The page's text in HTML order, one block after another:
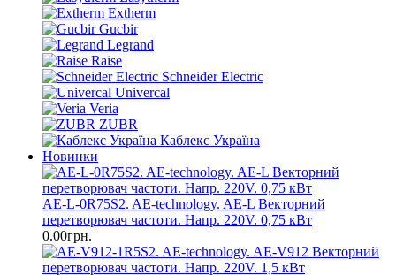
Extherm
Gucbir
Legrand
Raise
Schneider Electric
Univercal
Veria
ZUBR
Каблекс Україна
Новинки
AE-L-0R75S2. AE-technology. AE-L Векторний
перетворювач частоти. Напр. 220V. 0,75 кВт
0.00грн.